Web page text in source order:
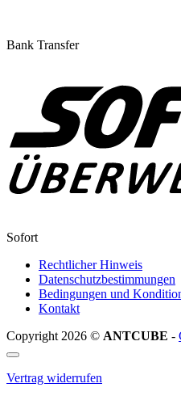
Bank Transfer
Sofort
Rechtlicher Hinweis
Datenschutzbestimmungen
Bedingungen und
Kontakt
Copyright 2026 © ANTCUBE -
Vertrag widerrufen